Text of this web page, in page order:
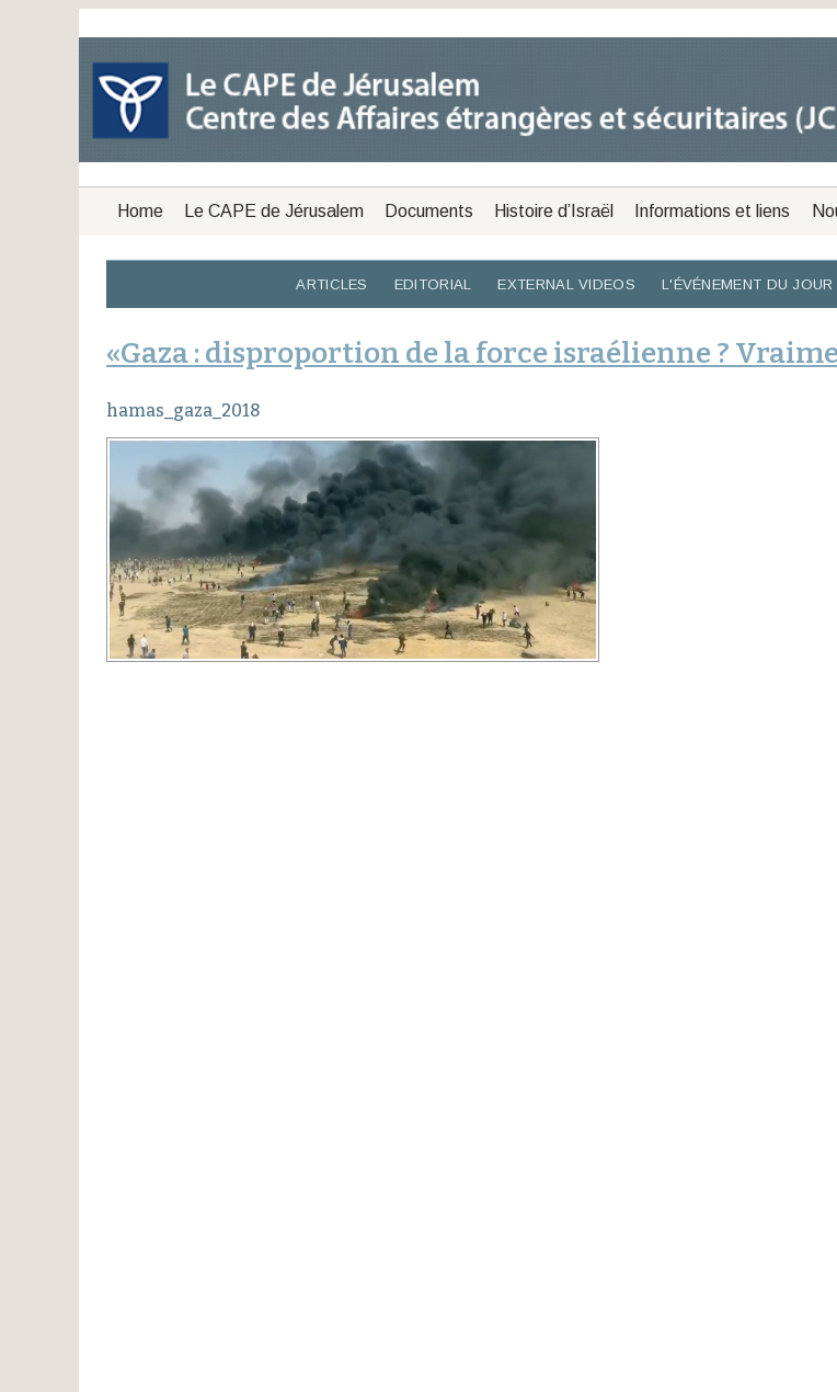
Home Le CAPE de Jérusalem Documents Histoire d’Israël Informations et liens
ARTICLES EDITORIAL EXTERNAL VIDEOS L'ÉVÉNEMENT DU JOUR
«Gaza : disproportion de la force israélienne ?
hamas_gaza_2018